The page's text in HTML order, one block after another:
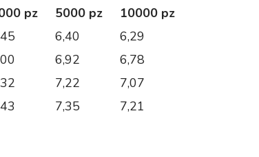
pz 5000 pz
10000 pz
6,40
6,29
6,92
6,78
7,22
7,07
7,35 7,21